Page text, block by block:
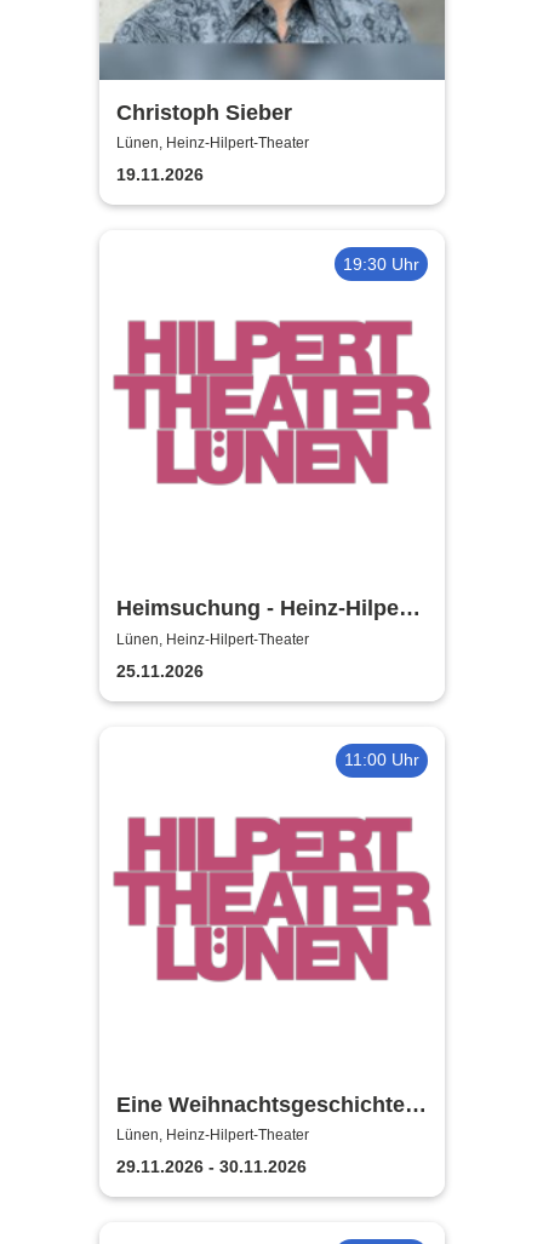
Christoph Sieber
Lünen, Heinz-Hilpert-Theater
19.11.2026
19:30 Uhr
Heimsuchung - Heinz-Hilpert-
Theater
Lünen, Heinz-Hilpert-Theater
25.11.2026
11:00 Uhr
Eine Weihnachtsgeschichte -
Heinz-Hilpert-Theater Lünen
Lünen, Heinz-Hilpert-Theater
29.11.2026 - 30.11.2026